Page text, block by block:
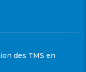
des TMS en